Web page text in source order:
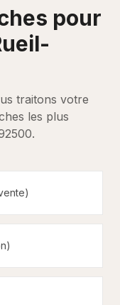
pour
traitons votre
les plus
.